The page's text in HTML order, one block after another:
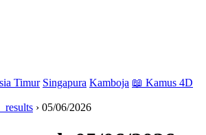
Timur Singapura Kamboja 📖 Kamus 4D
› 05/06/2026